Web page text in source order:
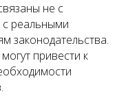
не с
реальными
законодательства.
привести к